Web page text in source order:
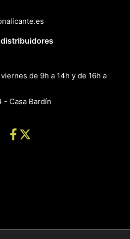
de 9h a 14h y de 16h a
- Casa Bardín